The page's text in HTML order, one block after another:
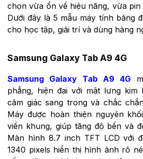
chọn vừa ổn về hiệu năng, vừa pin
Dưới đây là 5 mẫu máy tính bảng
cho học tập, giải trí và dùng hàng
Samsung Galaxy Tab A9 4G
Samsung Galaxy Tab A9 4G
phẳng, hiện đại với mặt lưng kim
cảm giác sang trọng và chắc
Máy được hoàn thiện nguyên
viền khung, giúp tăng độ bền và
Màn hình 8.7 inch TFT LCD với
1340 pixels hiển thị hình ảnh rõ